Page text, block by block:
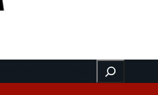
Buscar